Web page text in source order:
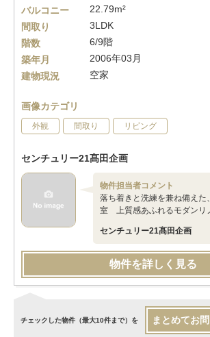
バルコニー
22.79m²
間取り
3LDK
階数
6/9階
築年月
2006年03月
建物現況
空家
画像カテゴリ
外観 間取り リビング
センチュリー21髙田企画
物件担当者コメント
落ち着きと洗練を兼ね備えた
室 上質感あふれるモダンリ
センチュリー21髙田企画
物件を詳しく見る
チェックした物件（最大10件まで）を まとめてお